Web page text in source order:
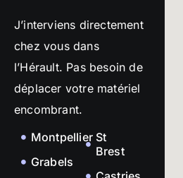
J’interviens directement
chez vous dans
l’Hérault. Pas besoin de
déplacer votre matériel
encombrant.
Montpellier
Grabels
St
Brest